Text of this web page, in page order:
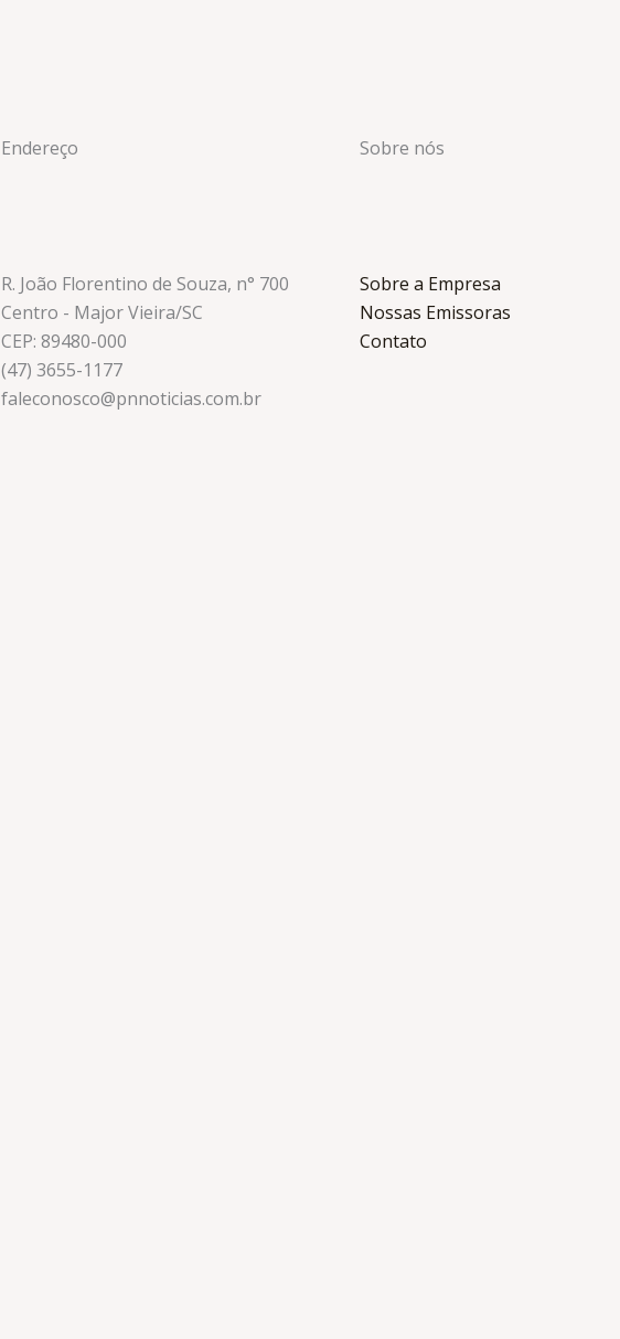
Endereço
R. João Florentino de Souza, n° 700
Centro - Major Vieira/SC
CEP: 89480-000
(47) 3655-1177
faleconosco@pnnoticias.com.br
Sobre nós
Sobre a Empresa
Nossas Emissoras
Contato